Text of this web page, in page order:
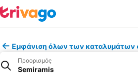
Εμφάνιση όλων των καταλυμάτων
Προορισμός
Semiramis